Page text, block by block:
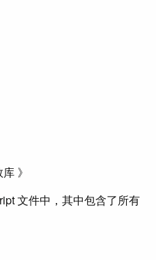
》
文件中，其中包含了所有